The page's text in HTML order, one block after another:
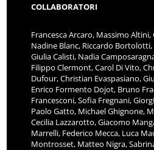
COLLABORATORI
Francesca Arcaro, Massimo
Nadine Blanc, Riccardo
Giulia Calisti, Nadia
Filippo Clermont, Carol Di Vito,
Dufour, Christian Evaspasiano,
Enrico Formento Dojot, Bruno
Francesconi, Sofia Fregnani,
Paolo Gatto, Michael Ghignone,
Cecilia Lazzarotto, Giacomo
Marrelli, Federico Mecca, Luca
Montrosset, Matteo Nigra,